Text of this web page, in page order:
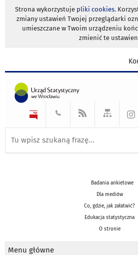
Strona wykorzystuje pliki cookies.
zmiany ustawień Twojej przeglądarki
umieszczane w Twoim urządzeniu
zmienić te
Badania ankietowe
Dla mediów
Co, gdzie, jak załatwić?
Edukacja statystyczna
O stronie
Menu główne